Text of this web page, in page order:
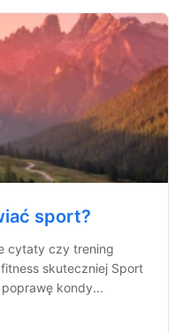
sport?
cytaty czy trening
skuteczniej Sport
kondy...